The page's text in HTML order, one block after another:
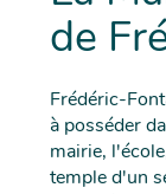
de
Frédéric-
à posséder
mairie,
temple d'un